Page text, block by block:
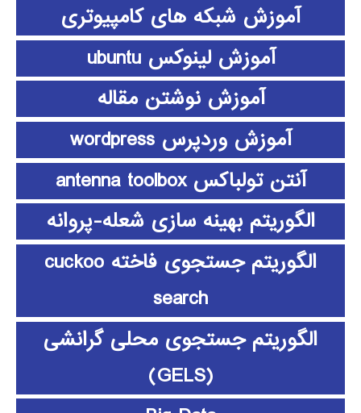
آموزش شبکه های کامپیوتری
آموزش لینوکس ubuntu
آموزش نوشتن مقاله
آموزش وردپرس wordpress
آنتن تولباکس antenna toolbox
الگوریتم بهینه سازی شعله-پروانه
الگوریتم جستجوی فاخته cuckoo
search
الگوریتم جستجوی محلی گرانشی
(GELS)